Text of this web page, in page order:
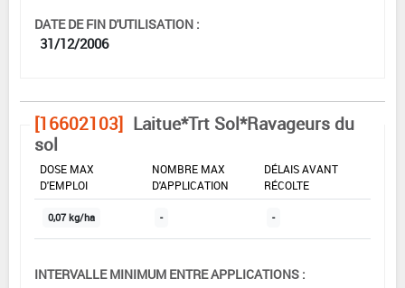
DATE DE FIN D'UTILISATION :
31/12/2006
[16602103] Laitue*Trt Sol*Ravageurs du
sol
DOSE MAX
D'EMPLOI
NOMBRE MAX
D'APPLICATION
DÉLAIS AVANT
RÉCOLTE
0,07 kg/ha - -
INTERVALLE MINIMUM ENTRE APPLICATIONS :